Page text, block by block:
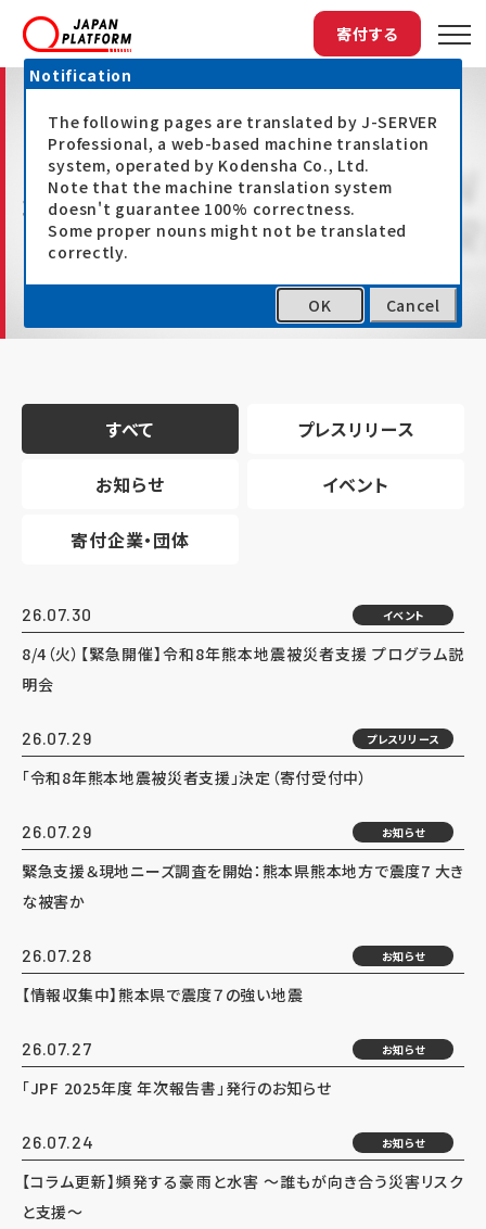
寄付する
最新情報
すべて プレスリリース
お知らせ イベント
寄付企業・団体
26.07.30 イベント
8/4（火）【緊急開催】令和8年熊本地震被災者支援 プログラム説
明会
26.07.29 プレスリリース
「令和8年熊本地震被災者支援」決定（寄付受付中）
26.07.29 お知らせ
緊急支援＆現地ニーズ調査を開始：熊本県熊本地方で震度7 大き
な被害か
26.07.28 お知らせ
【情報収集中】熊本県で震度７の強い地震
26.07.27 お知らせ
「JPF 2025年度 年次報告書」発行のお知らせ
26.07.24 お知らせ
【コラム更新】頻発する豪雨と水害 ～誰もが向き合う災害リスク
と支援～
Notification
The following pages are translated by J-SERVER
Professional, a web-based machine translation
system, operated by Kodensha Co., Ltd.
Note that the machine translation system
doesn't guarantee 100% correctness.
Some proper nouns might not be translated
correctly.
OK Cancel